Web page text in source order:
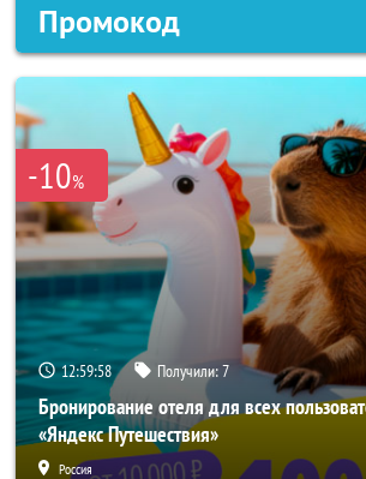
Промокод
-10%
12:59:57 Получили:7
Бронирование отеля для всех
«Яндекс Путешествия»
Россия